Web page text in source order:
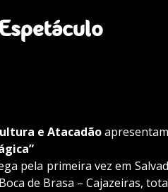
e Atacadãoapresentam
pela primeira vez em
de Brasa – Cajazeiras,